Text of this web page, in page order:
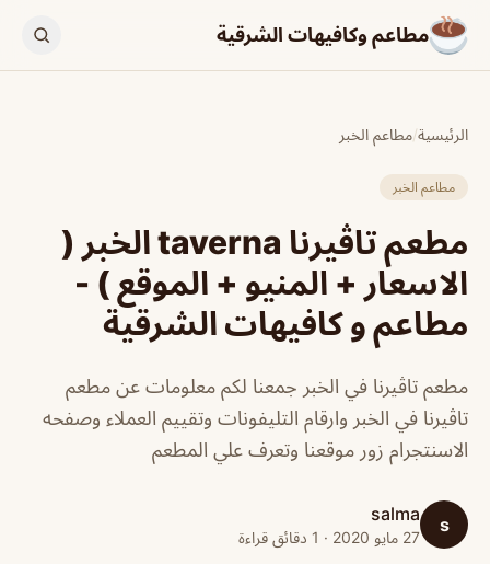
مطاعم وكافيهات الشرقية
الرئيسية/مطاعم الخبر
مطاعم الخبر
مطعم تاڤيرنا taverna الخبر (
الاسعار + المنيو + الموقع ) -
مطاعم و كافيهات الشرقية
مطعم تاڤيرنا في الخبر جمعنا لكم معلومات عن مطعم
تاڤيرنا في الخبر وارقام التليفونات وتقييم العملاء وصفحه
الاسنتجرام زور موقعنا وتعرف علي المطعم
s
salma
27 مايو 2020 · 1 دقائق قراءة